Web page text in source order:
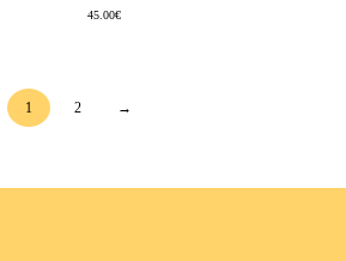
45.00€
1 2 →